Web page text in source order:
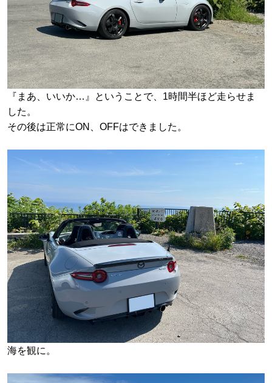
『まあ、いいか…』ということで、1時間半ほど走らせま
した。
その後は正常にON、OFFはできました。
海を観に。